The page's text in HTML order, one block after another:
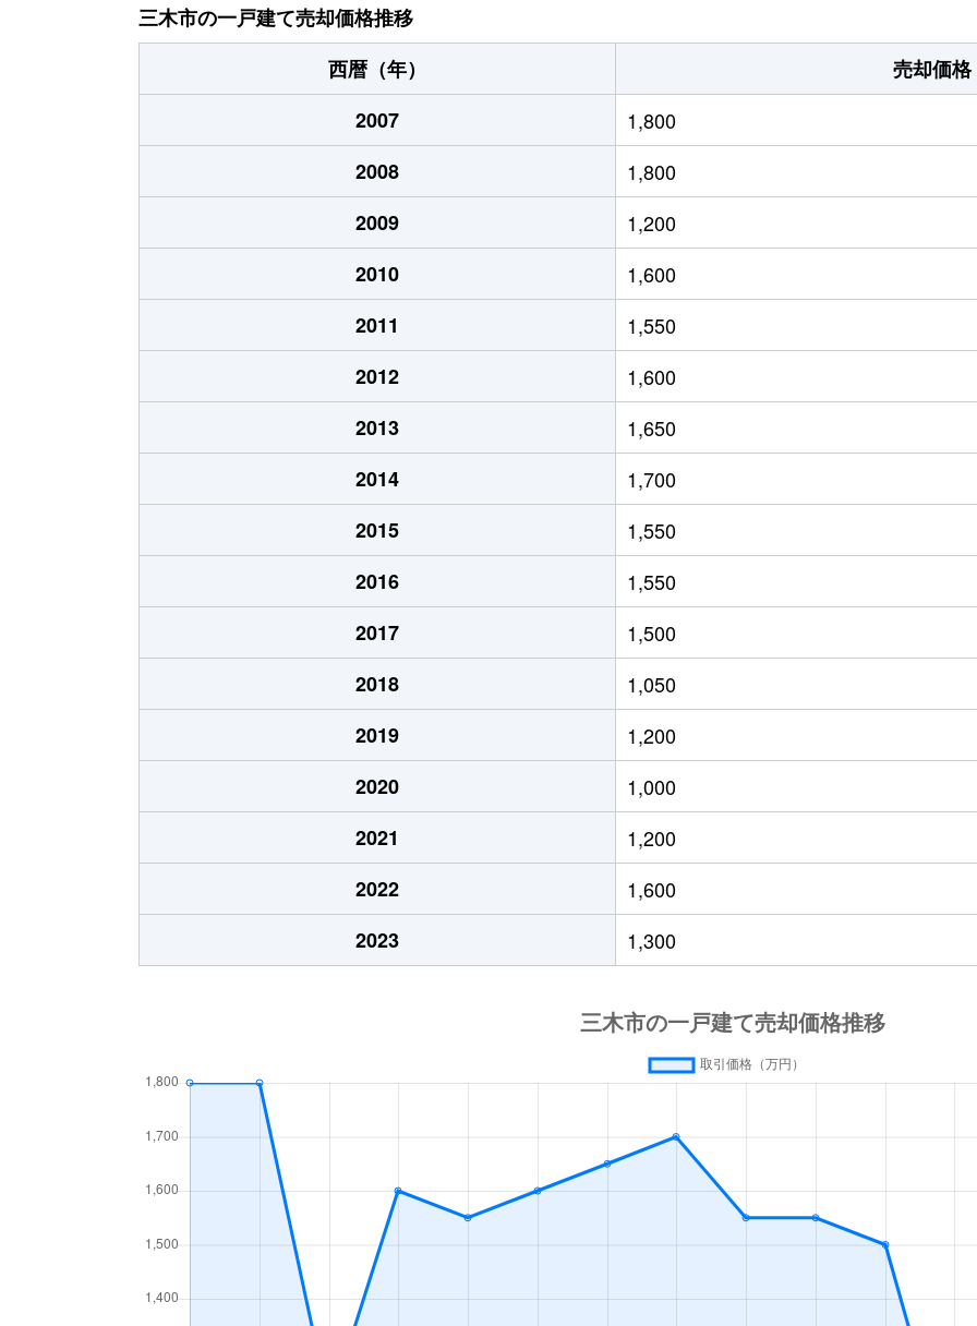
志染町中自由が丘
400万円 志染 徒歩11分 140m²
志染町中自由が丘
2,500万円 志染 徒歩12分 145m²
志染町中自由が丘
2,400万円 志染 徒歩11分 170m²
志染町中自由が丘
650万円 志染 徒歩10分 170m²
志染町西自由が丘
2,300万円 志染 徒歩5分 210m²
志染町西自由が丘
1,400万円 志染 徒歩3分 115m²
志染町西自由が丘
1,000万円 志染 徒歩7分 130m²
志染町西自由が丘
900万円 志染 徒歩5分 150m²
志染町東自由が丘
600万円 志染 徒歩19分 170m²
志染町東自由が丘
3,200万円 志染 徒歩20分 145m²
志染町東自由が丘
390万円 志染 徒歩20分 210m² -
志染町東自由が丘
330万円 志染 徒歩19分 200m²
志染町東自由が丘
3,500万円 志染 徒歩20分 190m²
志染町東自由が丘
2,900万円 緑が丘(兵庫) 徒歩21分 135m²
志染町東自由が丘
2,000万円 緑が丘(兵庫) 徒歩23分 220m²
志染町東自由が丘
450万円 緑が丘(兵庫) 徒歩28分 150m²
1,800万円
緑が丘(兵庫) 徒歩20分 110m²
芝町
400万円 三木上の丸 徒歩9分 280m²
宿原
徒歩9分
宿原
150万円 志染 徒歩9分 130m²
宿原
700万円 160m²
別所町
1,400万円
三木市の一戸建て売却価格推移
西暦（年）
売却価格
2007
1,800
2008
1,800
2009
1,200
2010
1,600
2011
1,550
2012
1,600
2013
1,650
2014
1,700
2015
1,550
2016
1,550
2017
1,500
2018
1,050
2019
1,200
2020
1,000
2021
1,200
2022
1,600
2023
1,300